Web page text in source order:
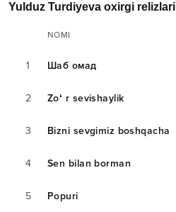
Yulduz Turdiyeva oxirgi relizlari
NOMI
1 Шаб омад
2 Zoʻ r sevishaylik
3 Bizni sevgimiz boshqacha
4 Sen bilan borman
5 Popuri